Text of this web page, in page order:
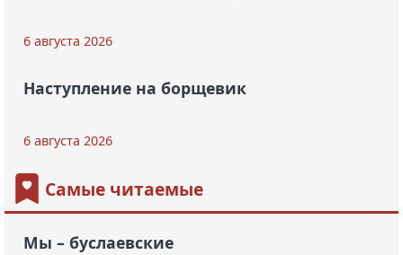
6 августа 2026
Наступление на борщевик
6 августа 2026
Самые читаемые
Мы – буслаевские